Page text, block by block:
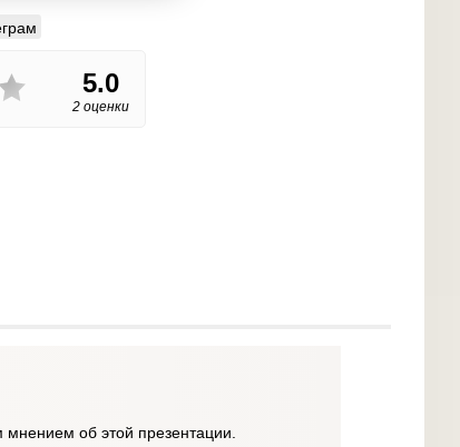
5.0
2 оценки
об этой презентации.